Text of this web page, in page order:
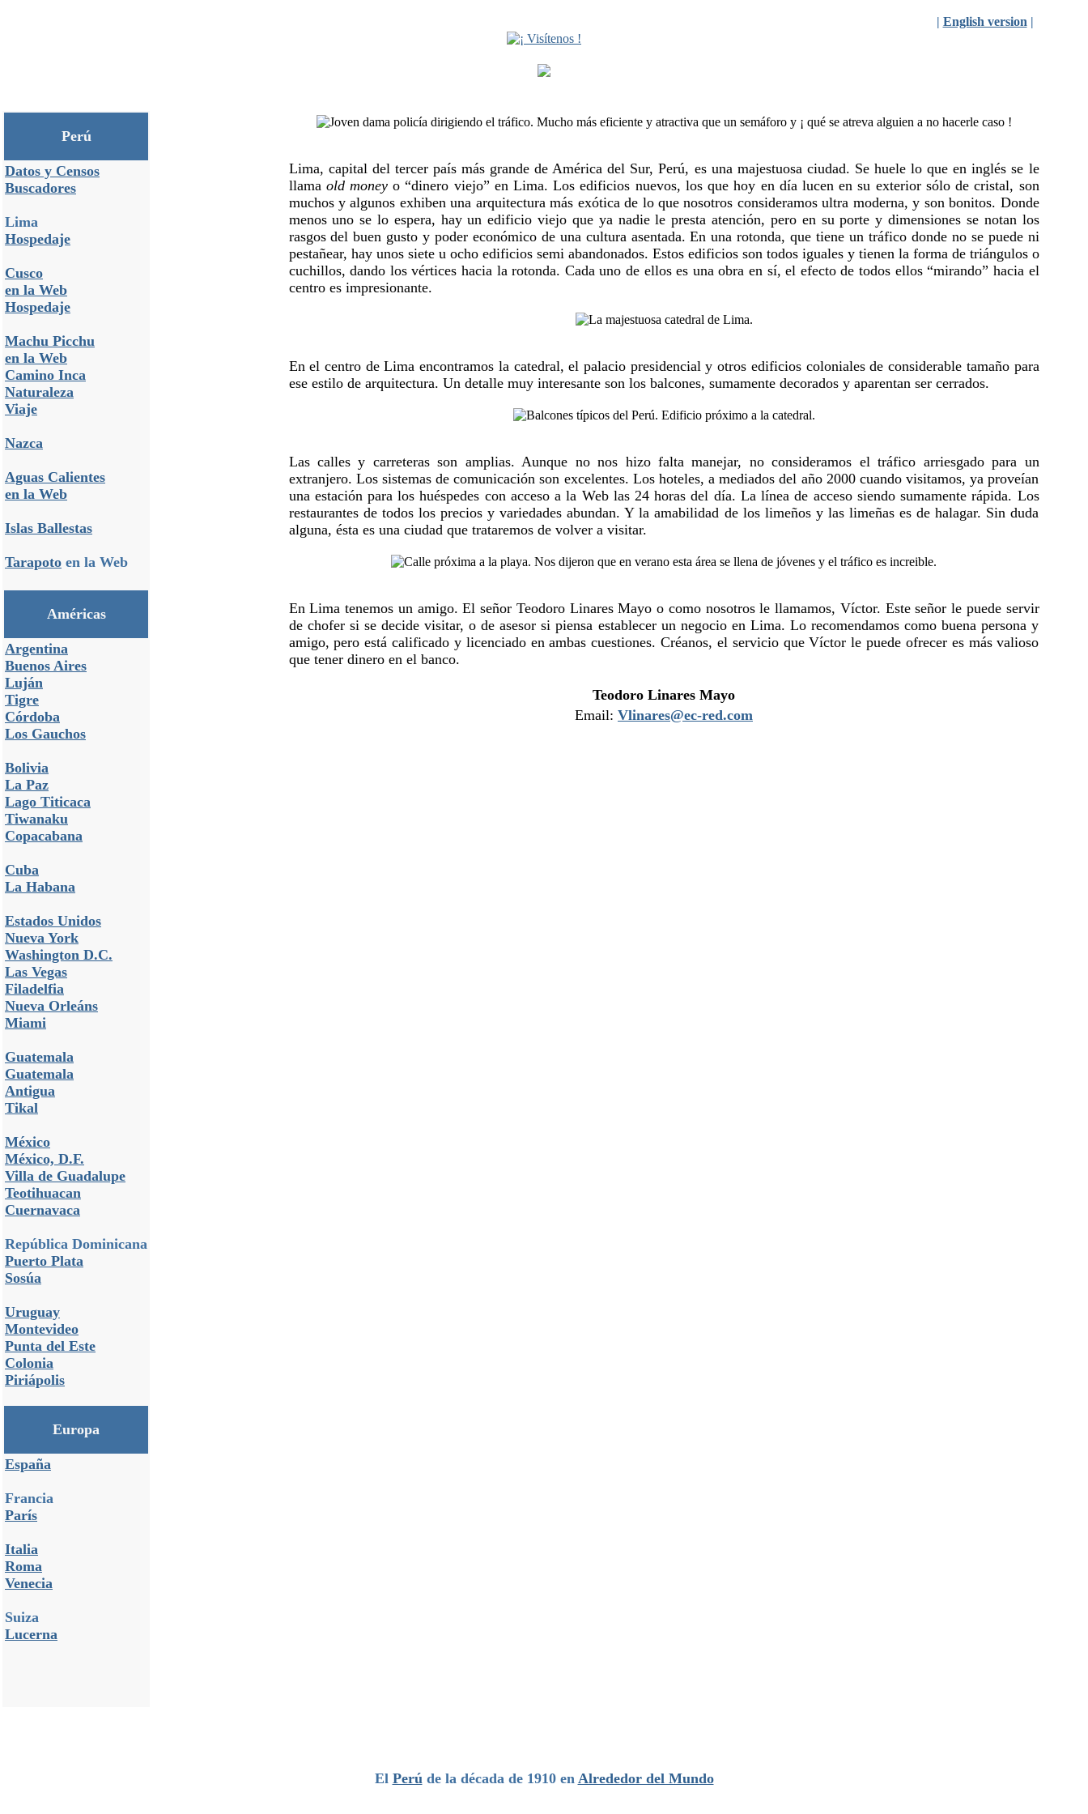
| English version |
Perú
Datos y Censos
Buscadores
Lima
Hospedaje
Cusco
en la Web
Hospedaje
Machu Picchu
en la Web
Camino Inca
Naturaleza
Viaje
Nazca
Aguas Calientes
en la Web
Islas Ballestas
Tarapoto en la Web
Américas
Argentina
Buenos Aires
Luján
Tigre
Córdoba
Los Gauchos
Bolivia
La Paz
Lago Titicaca
Tiwanaku
Copacabana
Cuba
La Habana
Estados Unidos
Nueva York
Washington D.C.
Las Vegas
Filadelfia
Nueva Orleáns
Miami
Guatemala
Guatemala
Antigua
Tikal
México
México, D.F.
Villa de Guadalupe
Teotihuacan
Cuernavaca
República Dominicana
Puerto Plata
Sosúa
Uruguay
Montevideo
Punta del Este
Colonia
Piriápolis
Europa
España
Francia
París
Italia
Roma
Venecia
Suiza
Lucerna
Lima, capital del tercer país más grande de América del Sur, Perú, es una majestuosa ciudad. Se huele lo que en inglés se le
llama old moneyo “dinero viejo” en Lima. Los edificios nuevos, los que hoy en día lucen en su exterior sólo de cristal, son
muchos y algunos exhiben una arquitectura más exótica de lo que nosotros consideramos ultra moderna, y son bonitos. Donde
menos uno se lo espera, hay un edificio viejo que ya nadie le presta atención, pero en su porte y dimensiones se notan los
rasgos del buen gusto y poder económico de una cultura asentada. En una rotonda, que tiene un tráfico donde no se puede ni
pestañear, hay unos siete u ocho edificios semi abandonados. Estos edificios son todos iguales y tienen la forma de triángulos o
cuchillos, dando los vértices hacia la rotonda. Cada uno de ellos es una obra en sí, el efecto de todos ellos “mirando” hacia el
centro es impresionante.
En el centro de Lima encontramos la catedral, el palacio presidencial y otros edificios coloniales de considerable tamaño para
ese estilo de arquitectura. Un detalle muy interesante son los balcones, sumamente decorados y aparentan ser cerrados.
Las calles y carreteras son amplias. Aunque no nos hizo falta manejar, no consideramos el tráfico arriesgado para un
extranjero. Los sistemas de comunicación son excelentes. Los hoteles, a mediados del año 2000 cuando visitamos, ya proveían
una estación para los huéspedes con acceso a la Web las 24 horas del día. La línea de acceso siendo sumamente rápida. Los
restaurantes de todos los precios y variedades abundan. Y la amabilidad de los limeños y las limeñas es de halagar. Sin duda
alguna, ésta es una ciudad que trataremos de volver a visitar.
En Lima tenemos un amigo. El señor Teodoro Linares Mayo o como nosotros le llamamos, Víctor. Este señor le puede servir
de chofer si se decide visitar, o de asesor si piensa establecer un negocio en Lima. Lo recomendamos como buena persona y
amigo, pero está calificado y licenciado en ambas cuestiones. Créanos, el servicio que Víctor le puede ofrecer es más valioso
que tener dinero en el banco.
Teodoro Linares Mayo
Email: Vlinares@ec-red.com
El Perúde la década de 1910 en Alrededor del Mundo